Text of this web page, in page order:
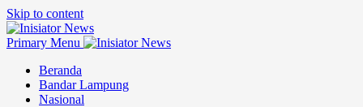
Skip to content
Primary Menu
Beranda
Bandar Lampung
Nasional